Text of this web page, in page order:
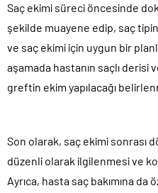
Saç ekimi süreci öncesinde
şekilde muayene edip, saç
ve saç ekimi için uygun bir
aşamada hastanın saçlı
greftin ekim yapılacağı
Son olarak, saç ekimi sonrası
düzenli olarak ilgilenmesi ve
Ayrıca, hasta saç bakımına